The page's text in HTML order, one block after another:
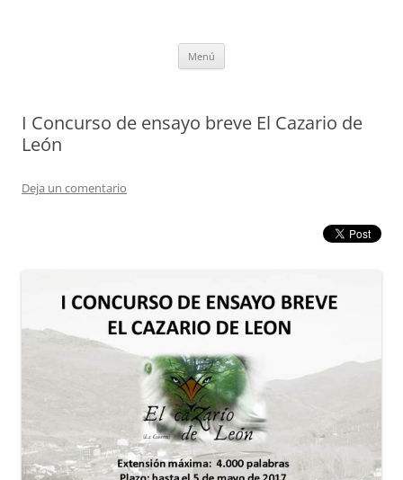
Menú
I Concurso de ensayo breve El Cazario de
León
Deja un comentario